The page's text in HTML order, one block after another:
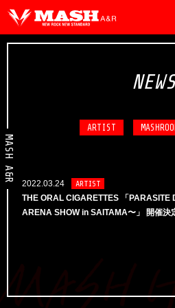
MASH A&R
NEWS
ARTIST
2022.03.24
ARTIST
THE ORAL CIGARETTES 「PARASITE
ARENA SHOW in SAITAMA〜」 開催決